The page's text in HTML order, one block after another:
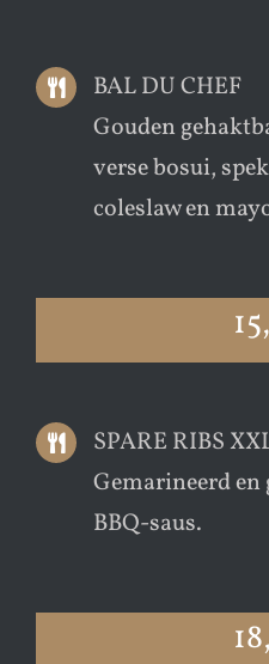
BAL DU CHEF
Gouden
verse bosui,
coleslaw en
SPARE RIBS
Gemarineerd
BBQ-saus.